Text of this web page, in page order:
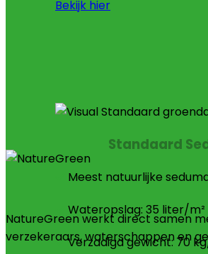
Bekijk hier
Standaard
Meest natuurlijke
Wateropslag: 35 liter/m²
Verzadigd gewicht: 70
NatureGreen werkt direct samen
verzekeraars, waterschappen en